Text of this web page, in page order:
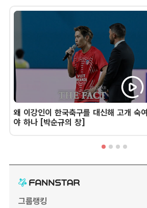
왜 이강인이 한국축구를 대신해 고개 숙여
야 하나 [박순규의 창]
그룹랭킹